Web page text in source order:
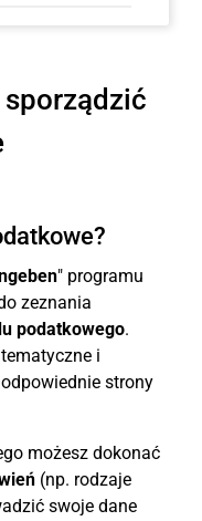
" programu
zeznania
podatkowego.
i
strony
możesz dokonać
(np. rodzaje
swoje dane